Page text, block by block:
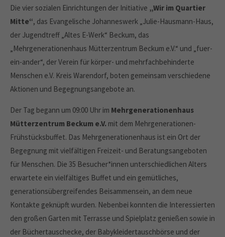
Die vier sozialen Einrichtungen der Initiative „Wir im Quartier
Mitte“, das Evangelische Johanneswerk „Julie-Hausmann-Haus,
der Jugendtreff „Altes E-Werk“ Beckum, das
„Mehrgenerationenhaus Mütterzentrum Beckum e.V.“ und „fuer-
ein-ander“, der Verein für körper- und mehrfachbehinderte
Menschen e.V. Kreis Warendorf, boten gemeinsam verschiedene
Aktionen und Begegnungsangebote an.
Der Tag begann um 09:00 Uhr im Mehrgenerationenhaus
Mütterzentrum Beckum e.V. mit dem Mehrgenerationen-
Frühstücksbuffet. Das Mehrgenerationenhaus ist ein Ort der
Begegnung mit vielfältigen Freizeit- und Beratungsangeboten
für Menschen. Die 35 Besucher*innen unterschiedlichen Alters
erwartete ein vielfältiges Buffet und ein gemütliches,
generationsübergreifendes Beisammensein, an dem neue
Kontakte geknüpft wurden. Nebenbei konnten die Interessierten
den großen Garten mit Terrasse und Spielplatz genießen sowie in
der Büchertauschecke, der Babykleidertauschbörse und der